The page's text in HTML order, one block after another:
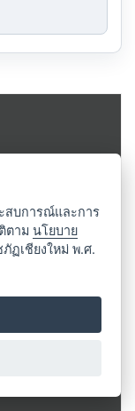
สบการณ์และการ
ติตามนโยบาย
ฏเชียงใหม่ พ.ศ.